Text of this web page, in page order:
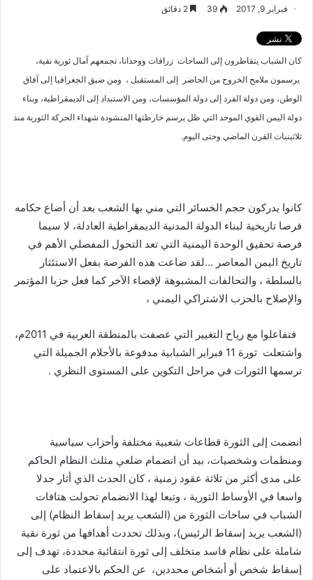
فبراير 9, 2017 39
كان الشباب يتقاطرون إلى الساحات زرافات ووحدانا، تجمعهم آمال ثورية نقية،
يرسمون ملامح الخروج من الحاضر إلى المستقبل ، ومن ضيق الجغرافيا إلى آفاق
الوطن، ومن دولة الفرد إلى دولة المؤسسات، ومن الاستبداد إلى الديمقراطية، وبناء
دولة اليمن القوي الموحد التي ظل يرسم خارطتها المنشودة شهداء الحركة الثورية منذ
ثلاثينيات القرن الماضي وحتى اليوم.
كانوا يدركون حجم الخسائر التي مني بها الشعب بعد أن أضاع حكامه
فرصا تاريخية لبناء الدولة المدنية الديمقراطية العادلة، لا سيما
فرصة تحقيق الوحدة اليمنية التي تعد التحول المفصلي الأهم في
تاريخ اليمن المعاصر …لقد ضاعت هذه الفرصة بفعل الاستئثار
بالسلطة ، والتحالفات المشبوهة لإقصاء الآخر كما فعل حزبا المؤتمر
والإصلاح بالحزب الاشتراكي اليمني ،
فتفاعلوا مع رياح التغيير التي عصفت بالمنطقة العربية في 2011م،
واشتعلت ثورة 11 فبراير الشبابية مدفوعة بالأحلام الجميلة التي
ترسمها الثورات في مراحل التكوين على المستوى النظري .
انضمت إلى الثورة قطاعات شعبية مختلفة وأحزاب سياسية
ومنظمات وشخصيات، بيد أن انضمام ضلعي مثلث النظام الحاكم
على مدى أكثر من ثلاثة عقود زمنية ، كان الحدث الذي أثار جدلا
واسعا في الأوساط الثورية ، وتبعا لهذا الانضمام تحولت هتافات
الشباب في ساحات الثورة من (الشعب يريد إسقاط النظام) إلى
(الشعب يريد إسقاط الرئيس)، وبذلك تحددت أهدافها من ثورة نقية
شاملة على نظام فاسد متخلف إلى ثورة انتقائية محددة، تهدف إلى
إسقاط شخص أو أشخاص محددين، عن الحكم بالاعتماد على